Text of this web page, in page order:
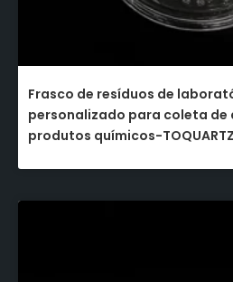
Frasco de resíduos de
personalizado para coleta de
produtos químicos-